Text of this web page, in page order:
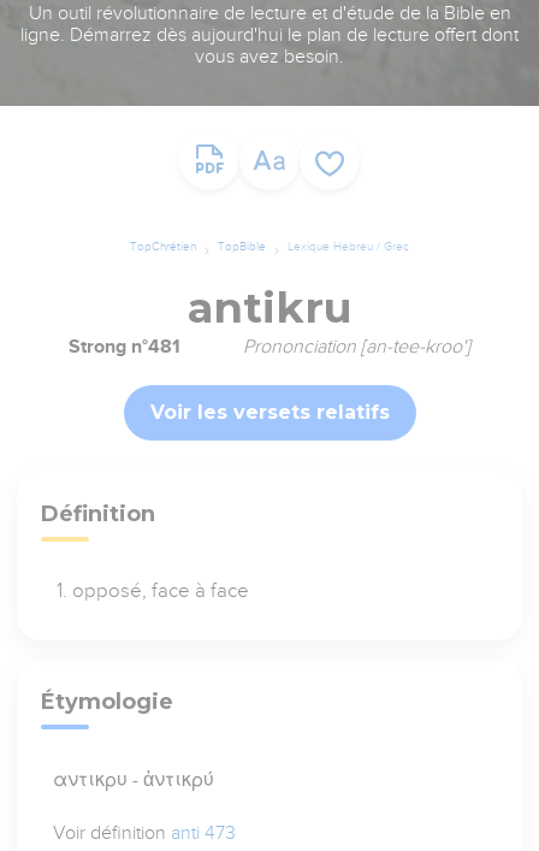
Un outil révolutionnaire de lecture et d'étude de la Bible en
ligne. Démarrez dès aujourd'hui le plan de lecture offert dont
vous avez besoin.
TopChrétien TopBible Lexique Hébreu / Grec
antikru
Strong n°481 Prononciation [an-tee-kroo']
Voir les versets relatifs
Définition
opposé, face à face
Étymologie
αντικρυ - ἀντικρύ
Voir définition anti 473